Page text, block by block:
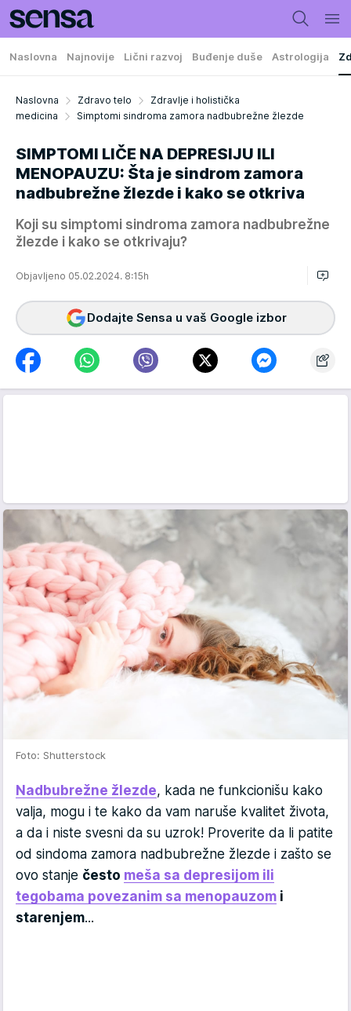
Naslovna Najnovije Lični razvoj Buđenje duše Astrologija
Naslovna Zdravo telo
Zdravlje i holistička
medicina
Simptomi sindroma zamora nadbubrežne žlezde
SIMPTOMI LIČE NA DEPRESIJU ILI
MENOPAUZU: Šta je sindrom zamora
nadbubrežne žlezde i kako se otkriva
Koji su simptomi sindroma zamora nadbubrežne
žlezde i kako se otkrivaju?
Objavljeno 05.02.2024. 8:15h
Dodajte Sensa u vaš Google izbor
Foto: Shutterstock
Nadbubrežne žlezde, kada ne funkcionišu kako
valja, mogu i te kako da vam naruše kvalitet života,
a da i niste svesni da su uzrok! Proverite da li patite
od sindoma zamora nadbubrežne žlezde i zašto se
ovo stanje često meša sa depresijom ili
tegobama povezanim sa menopauzom i
starenjem...